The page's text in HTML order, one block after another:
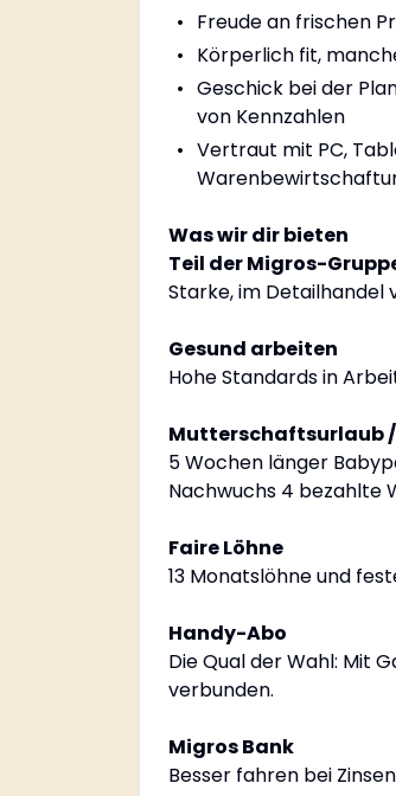
Freude an frischen
Körperlich fit,
Geschick bei der
von Kennzahlen
Vertraut mit PC,
Was wir dir bieten
Teil der Migros-
Starke, im
Gesund arbeiten
Hohe Standards in
Mutterschaftsurlaub
5 Wochen länger
Nachwuchs 4 bezahlte
Faire Löhne
13 Monatslöhne und
Handy-Abo
Die Qual der Wahl: Mit
verbunden.
Migros Bank
Besser fahren bei